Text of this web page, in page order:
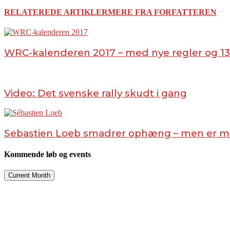
RELATEREDE ARTIKLERMERE FRA FORFATTEREN
WRC-kalenderen 2017 – med nye regler og
Video: Det svenske rally skudt i gang
Sebastien Loeb smadrer ophæng – men er
Kommende løb og events
Current Month